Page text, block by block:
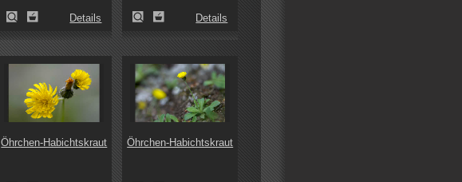
Details Details
Öhrchen-Habichtskraut Öhrchen-Habichtskraut